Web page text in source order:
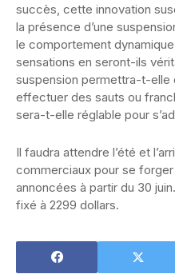
succès, cette innovation
la présence d’une
le comportement
sensations en seront-ils
suspension permettra-t-elle
effectuer des sauts ou
sera-t-elle réglable pour
Il faudra attendre l’été et
commerciaux pour se
annoncées à partir du 30
fixé à 2299 dollars.